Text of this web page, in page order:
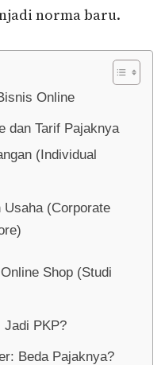
norma baru.
Online
dan Tarif Pajaknya
(Individual
Usaha (Corporate
Shop (Studi
Jadi PKP?
Beda Pajaknya?